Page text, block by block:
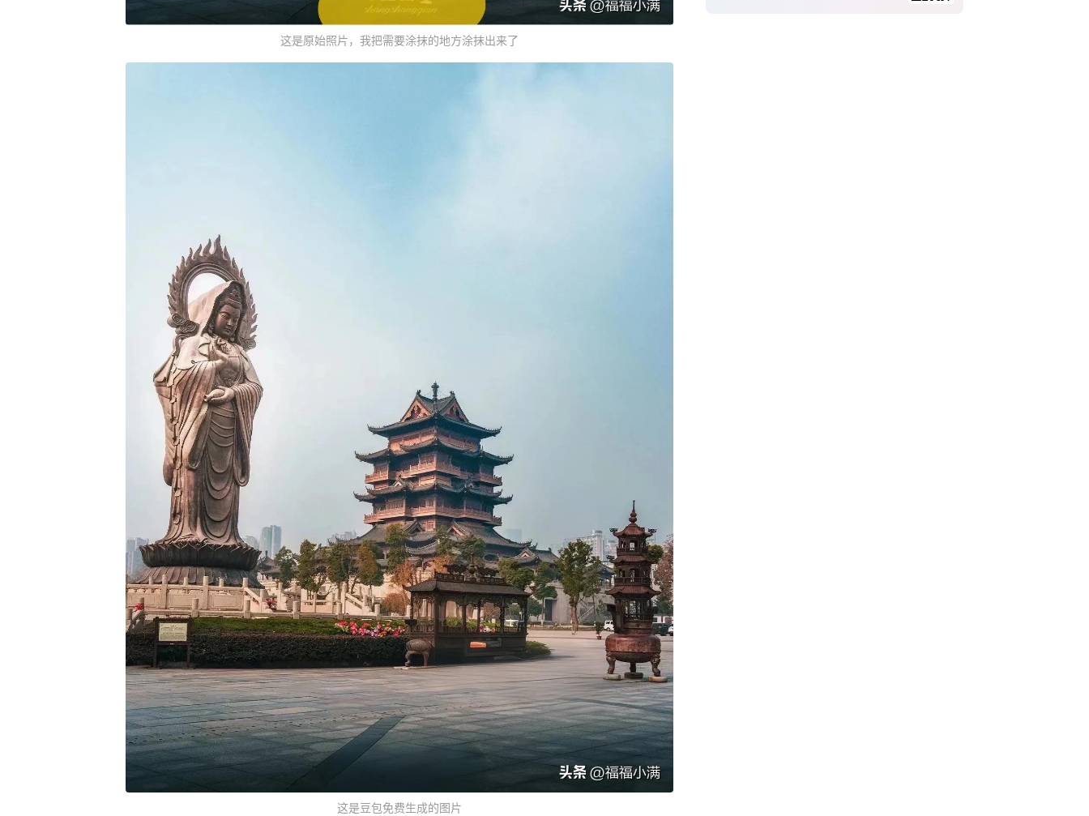
这是原始照片，我把需要涂抹的地方涂抹出来了
这是豆包免费生成的图片